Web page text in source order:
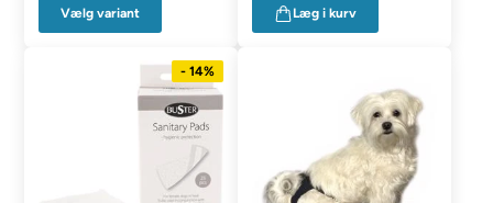
Vælg variant Læg i kurv
- 14%